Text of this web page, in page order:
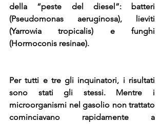
della “peste del diesel”: batteri
(Pseudomonas aeruginosa), lieviti
(Yarrowia tropicalis) e funghi
(Hormoconis resinae).
Per tutti e tre gli inquinatori, i risultati
sono stati gli stessi. Mentre i
microorganismi nel gasolio non trattato
cominciavano rapidamente a